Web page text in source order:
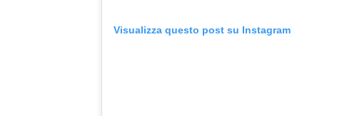
Visualizza questo post su Instagram